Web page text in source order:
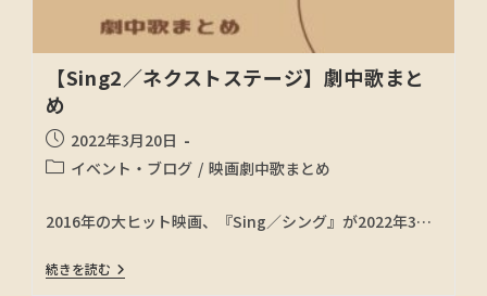
【Sing2／ネクストステージ】劇中歌まと
め
2022年3月20日
イベント・ブログ / 映画劇中歌まとめ
2016年の大ヒット映画、『Sing／シング』が2022年3…
続きを読む